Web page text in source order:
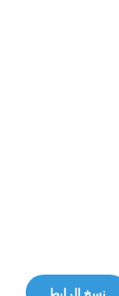
نسخ الرابط